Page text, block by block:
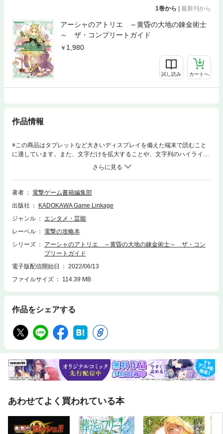
1巻から | 最新刊から
アーシャのアトリエ ～黄昏の大地の錬金術士
～ ザ・コンプリートガイド
1,980
試し読み カートへ
作品情報
※この商品はタブレットなど大きいディスプレイを備えた端末で読むこと
に適しています。また、文字だけを拡大することや、文字列のハイライ
ト、検索、辞書の参照、引用などの機能が使用できません。妹を捜し求め
る3年間の旅路をサポートする新生『アトリエ』シリーズの錬金術士、必
携の一冊。調合の基礎知識はもちろん、効果や潜在能力発現の仕組みもわ
かりやすく解説。オススメの調合例も紹介。効率よくダメージを与える方
も解説。全11種類のエンディングをフローチャート形式でナビゲート。キ
ャラクターイベントや、強敵攻略もバッチリ。ワールド、街、採取地のマ
460種類以上もあるアイテムの詳細データを収録。敵やトロフィーのデー
タ、検索に便利なインデックスも完備。
著者
電撃ゲーム書籍編集部
出版社
KADOKAWA Game Linkage
ジャンル
エンタメ・芸能
レーベル
電撃の攻略本
シリーズ
アーシャのアトリエ ～黄昏の大地の錬金術士～ ザ・コン
プリートガイド
電子版配信開始日
2022/06/13
ファイルサイズ
114.39 MB
作品をシェアする
あわせてよく買われている本